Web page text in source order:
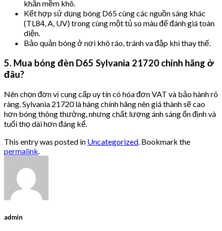
khăn mềm khô.
Kết hợp sử dụng bóng D65 cùng các nguồn sáng khác
(TL84, A, UV) trong cùng một tủ so màu để đánh giá toàn
diện.
Bảo quản bóng ở nơi khô ráo, tránh va đập khi thay thế.
5. Mua bóng đèn D65 Sylvania 21720 chính hãng ở
đâu?
Nên chọn đơn vị cung cấp uy tín có hóa đơn VAT và bảo hành rõ
ràng. Sylvania 21720 là hàng chính hãng nên giá thành sẽ cao
hơn bóng thông thường, nhưng chất lượng ánh sáng ổn định và
tuổi thọ dài hơn đáng kể.
This entry was posted in Uncategorized. Bookmark the
permalink.
admin